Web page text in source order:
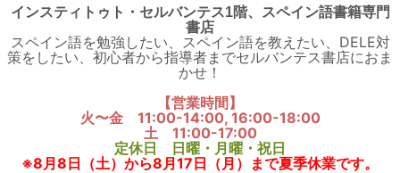
インスティトゥト・セルバンテス1階、スペイン語書籍専門
書店
スペイン語を勉強したい、スペイン語を教えたい、DELE対
策をしたい、初心者から指導者までセルバンテス書店におま
かせ！
【営業時間】
火〜金 11:00-14:00, 16:00-18:00
土 11:00-17:00
定休日 日曜・月曜・祝日
※8月8日（土）から8月17日（月）まで夏季休業です。